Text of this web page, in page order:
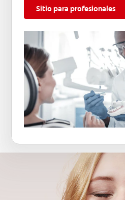
Sitio para profesionales